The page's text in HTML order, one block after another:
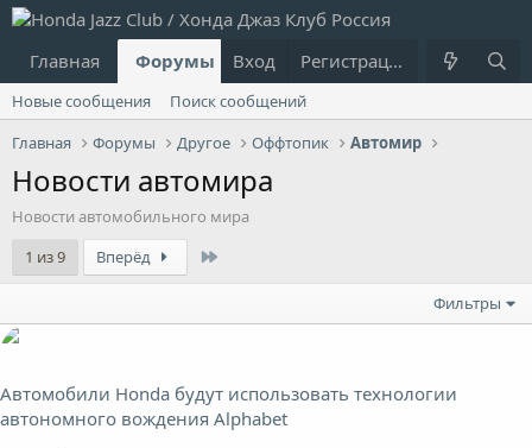
Главная Форумы Что нового?
Вход Регистрация
Новые сообщения
Поиск сообщений
Главная
Форумы Другое Оффтопик Автомир
Новости автомира
Новости автомобильного мира
1 из 9
Вперёд
Фильтры
Автомобили Honda будут использовать технологии
автономного вождения Alphabet